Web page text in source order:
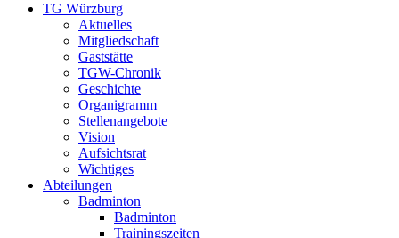
TG Würzburg
Aktuelles
Mitgliedschaft
Gaststätte
TGW-Chronik
Geschichte
Organigramm
Stellenangebote
Vision
Aufsichtsrat
Wichtiges
Abteilungen
Badminton
Badminton
Trainingszeiten